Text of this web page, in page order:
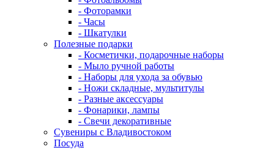
- Фоторамки
- Часы
- Шкатулки
Полезные подарки
- Косметички, подарочные наборы
- Мыло ручной работы
- Наборы для ухода за обувью
- Ножи складные, мультитулы
- Разные аксессуары
- Фонарики, лампы
- Свечи декоративные
Сувениры с Владивостоком
Посуда